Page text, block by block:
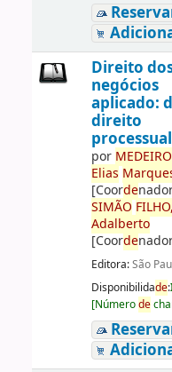
Direito
negócios
aplicado:
direito
por MEDE
Elias
[Coorde
SIMÃO FILHO,
Adalberto
[Coorde
Editora:São
Disponibilidade:
[Númerode